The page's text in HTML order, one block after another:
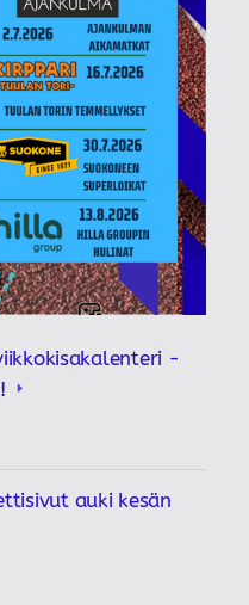
-
auki kesän